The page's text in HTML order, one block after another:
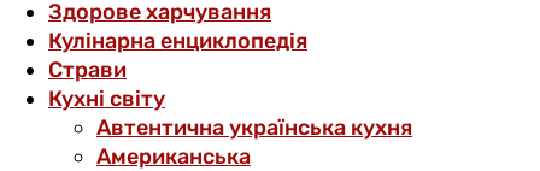
Здорове харчування
Кулінарна енциклопедія
Страви
Кухні світу
Автентична українська кухня
Американська